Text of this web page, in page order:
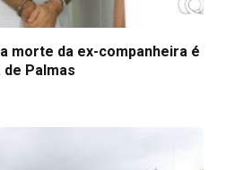
morte da ex-companheira é
Palmas